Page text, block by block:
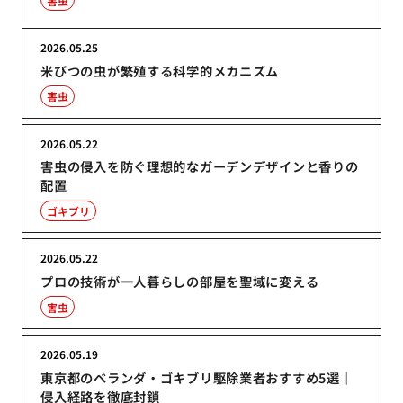
米びつの虫が繁殖する科学的メカニズム
2026.05.25
害虫
害虫の侵入を防ぐ理想的なガーデンデザインと香りの
配置
2026.05.22
ゴキブリ
プロの技術が一人暮らしの部屋を聖域に変える
2026.05.22
害虫
東京都のベランダ・ゴキブリ駆除業者おすすめ5選｜
侵入経路を徹底封鎖
2026.05.19